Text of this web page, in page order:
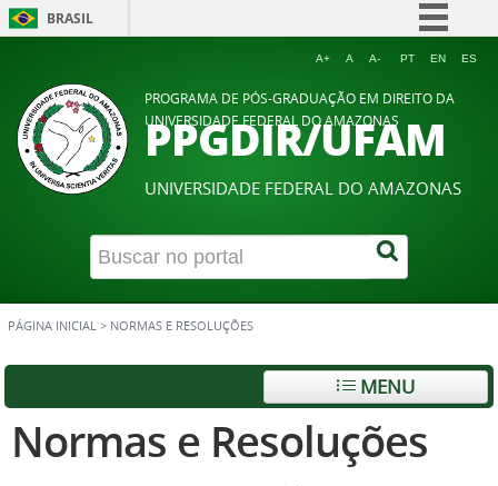
BRASIL
Simplifique!
Comunica BR
Participe
Acesso à informação
Legislação
Canais
A+ A A- PT EN ES
PROGRAMA DE PÓS-GRADUAÇÃO EM DIREITO DA
UNIVERSIDADE FEDERAL DO AMAZONAS
PPGDIR/UFAM
UNIVERSIDADE FEDERAL DO AMAZONAS
PÁGINA INICIAL > NORMAS E RESOLUÇÕES
MENU
Normas e Resoluções